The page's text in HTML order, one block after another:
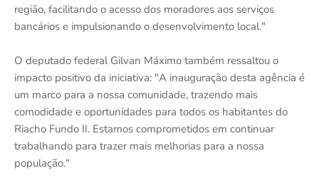
região, facilitando o acesso dos moradores aos serviços
bancários e impulsionando o desenvolvimento local."
O deputado federal Gilvan Máximo também ressaltou o
impacto positivo da iniciativa: "A inauguração desta agência é
um marco para a nossa comunidade, trazendo mais
comodidade e oportunidades para todos os habitantes do
Riacho Fundo II. Estamos comprometidos em continuar
trabalhando para trazer mais melhorias para a nossa
população."